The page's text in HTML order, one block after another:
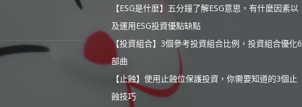
【ESG是什麼】五分鐘了解ESG意思，有什麼因素以
及運用ESG投資優點缺點
【投資組合】3個參考投資組合比例，投資組合優化6
部曲
【止蝕】使用止蝕位保護投資，你需要知道的3個止
蝕技巧